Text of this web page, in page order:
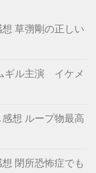
草彅剛の正しい
ギル主演 イケメ
想 ループ物最高
閉所恐怖症でも